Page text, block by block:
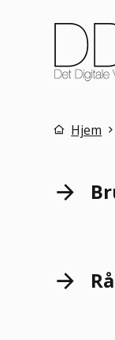
Du er her:
Hjem